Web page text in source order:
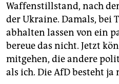
Waffenstillstand, nach
der Ukraine. Damals, bei
abhalten lassen von ein
bereue das nicht. Jetzt
mitgehen, die andere
als ich. Die AfD besteht ja